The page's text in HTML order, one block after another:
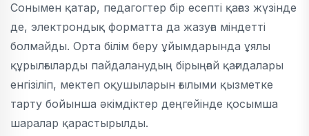
Сонымен қатар, педагогтер бір есепті қағаз жүзінде
де, электрондық форматта да жазуға міндетті
болмайды. Орта білім беру ұйымдарында ұялы
құрылғыларды пайдаланудың бірыңғай қағидалары
енгізіліп, мектеп оқушыларын ғылыми қызметке
тарту бойынша әкімдіктер деңгейінде қосымша
шаралар қарастырылды.